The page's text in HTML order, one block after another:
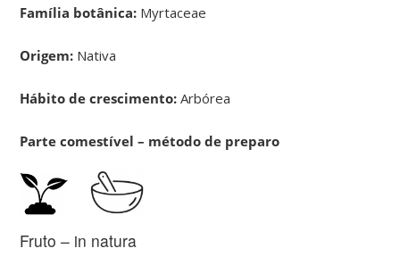
Família botânica: Myrtaceae
Origem: Nativa
Hábito de crescimento: Arbórea
Parte comestível – método de preparo
Fruto – in natura